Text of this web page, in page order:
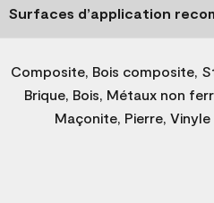
Surfaces d’application
Composite, Bois composite,
Brique, Bois, Métaux non
Maçonite, Pierre, Vinyle